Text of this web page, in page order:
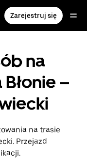
Zarejestruj się
na
–
na trasie
Przejazd